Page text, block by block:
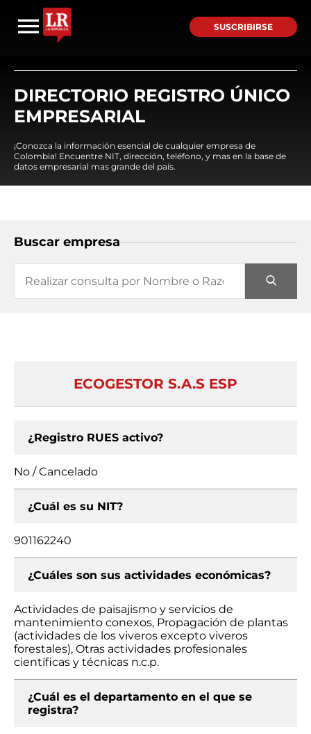
SUSCRIBIRSE
DIRECTORIO REGISTRO ÚNICO
EMPRESARIAL
¡Conozca la información esencial de cualquier empresa de
Colombia! Encuentre NIT, dirección, teléfono, y mas en la base de
datos empresarial mas grande del país.
Buscar empresa
ECOGESTOR S.A.S ESP
¿Registro RUES activo?
No / Cancelado
¿Cuál es su NIT?
901162240
¿Cuáles son sus actividades económicas?
Actividades de paisajismo y servicios de
mantenimiento conexos, Propagación de plantas
(actividades de los viveros excepto viveros
forestales), Otras actividades profesionales
científicas y técnicas n.c.p.
¿Cuál es el departamento en el que se
registra?